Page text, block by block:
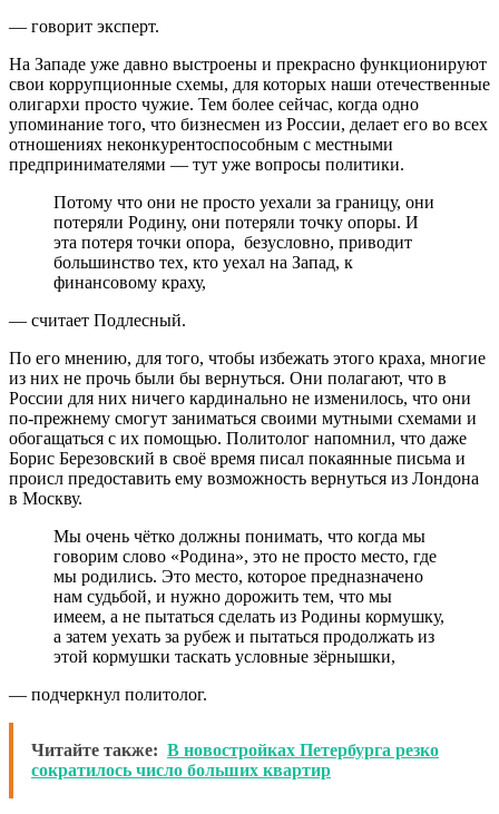
— говорит эксперт.
На Западе уже давно выстроены и прекрасно функционируют
свои коррупционные схемы, для которых наши отечественные
олигархи просто чужие. Тем более сейчас, когда одно
упоминание того, что бизнесмен из России, делает его во всех
отношениях неконкурентоспособным с местными
предпринимателями — тут уже вопросы политики.
Потому что они не просто уехали за границу, они
потеряли Родину, они потеряли точку опоры. И
эта потеря точки опора, безусловно, приводит
большинство тех, кто уехал на Запад, к
финансовому краху,
— считает Подлесный.
По его мнению, для того, чтобы избежать этого краха, многие
из них не прочь были бы вернуться. Они полагают, что в
России для них ничего кардинально не изменилось, что они
по-прежнему смогут заниматься своими мутными схемами и
обогащаться с их помощью. Политолог напомнил, что даже
Борис Березовский в своё время писал покаянные письма и
происл предоставить ему возможность вернуться из Лондона
в Москву.
Мы очень чётко должны понимать, что когда мы
говорим слово «Родина», это не просто место, где
мы родились. Это место, которое предназначено
нам судьбой, и нужно дорожить тем, что мы
имеем, а не пытаться сделать из Родины кормушку,
а затем уехать за рубеж и пытаться продолжать из
этой кормушки таскать условные зёрнышки,
— подчеркнул политолог.
Читайте также: В новостройках Петербурга резко
сократилось число больших квартир